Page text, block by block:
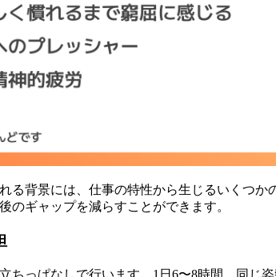
る背景には、仕事の特性から生じるいくつか
のギャップを減らすことができます。
ちっぱなしで行います。1日6〜8時間、同じ